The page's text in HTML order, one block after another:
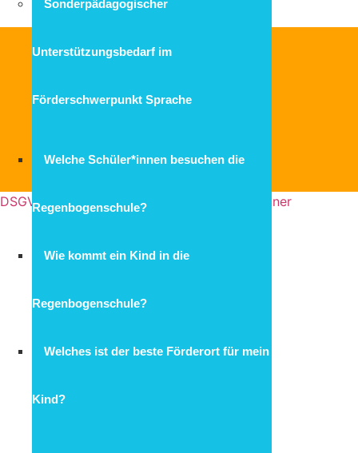
Sonderpädagogischer
Unterstützungsbedarf im
Förderschwerpunkt Sprache
Welche Schüler*innen besuchen die
Regenbogenschule?
Wie kommt ein Kind in die
Regenbogenschule?
Welches ist der beste Förderort für mein
Kind?
DSGVO Cookie Consent mit Real Cookie Banner